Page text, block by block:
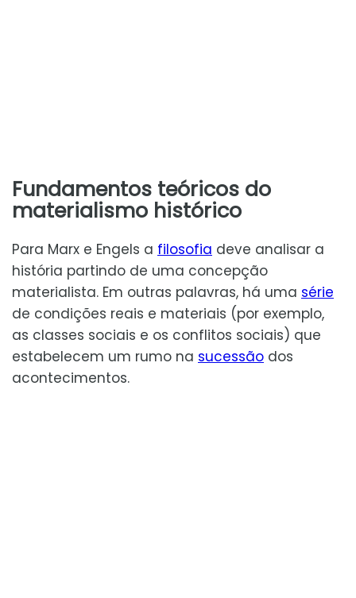
Fundamentos teóricos do
materialismo histórico
Para Marx e Engels a filosofia deve analisar a
história partindo de uma concepção
materialista. Em outras palavras, há uma série
de condições reais e materiais (por exemplo,
as classes sociais e os conflitos sociais) que
estabelecem um rumo na sucessão dos
acontecimentos.